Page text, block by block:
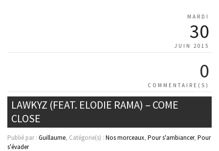
MARDI
30
JUIN 2015
0
COMMENTAIRE(S)
LAWKYZ (FEAT. ELODIE RAMA) – COME
CLOSE
Publié par : Guillaume, Catégorie(s) : Nos morceaux, Pour s'ambiancer, Pour
s'évader